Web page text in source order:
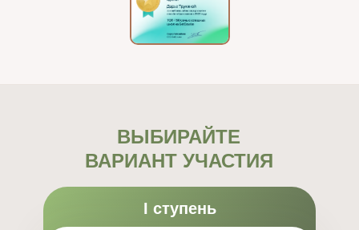
ВЫБИРАЙТЕ
ВАРИАНТ УЧАСТИЯ
I ступень